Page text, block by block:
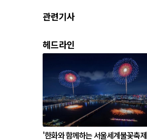
관련기사
헤드라인
'한화와 함께하는 서울세계불꽃축제